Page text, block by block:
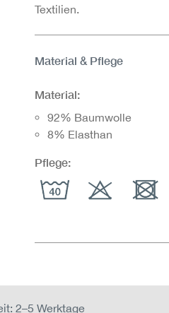
Textilien.
Material & Pflege
Material:
92% Baumwolle
8% Elasthan
Pflege:
2–5 Werktage